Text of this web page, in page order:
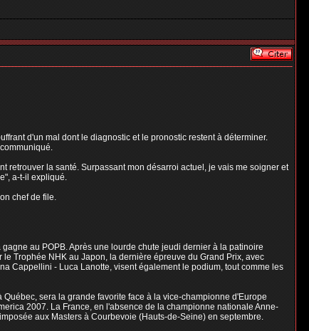
d'un mal dont le diagnostic et le pronostic restent à déterminer.
retrouver la santé. Surpassant mon désarroi actuel, je vais me soigner et
a-t-il expliqué.
chef de file.
au POPB. Après une lourde chute jeudi dernier à la patinoire
Trophée NHK au Japon, la dernière épreuve du Grand Prix, avec
Cappellini - Luca Lanotte, visent également le podium, tout comme les
sera la grande favorite face à la vice-championne d'Europe
2007. La France, en l'absence de la championne nationale Anne-
aux Masters à Courbevoie (Hauts-de-Seine) en septembre.